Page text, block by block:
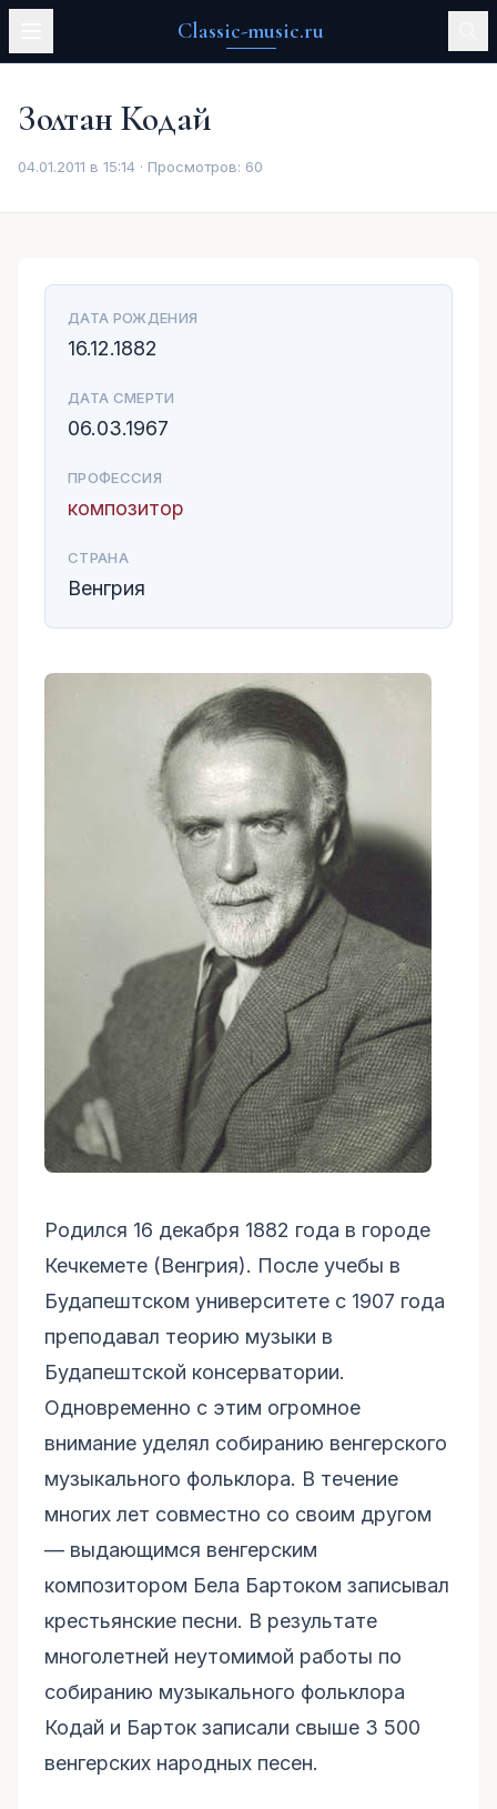
Classic-music.ru
Золтан Кодай
04.01.2011 в 15:14 · Просмотров: 60
ДАТА РОЖДЕНИЯ
16.12.1882
ДАТА СМЕРТИ
06.03.1967
ПРОФЕССИЯ
композитор
СТРАНА
Венгрия
Родился 16 декабря 1882 года в городе
Кечкемете (Венгрия). После учебы в
Будапештском университете с 1907 года
преподавал теорию музыки в
Будапештской консерватории.
Одновременно с этим огромное
внимание уделял собиранию венгерского
музыкального фольклора. В течение
многих лет совместно со своим другом
— выдающимся венгерским
композитором Бела Бартоком записывал
крестьянские песни. В результате
многолетней неутомимой работы по
собиранию музыкального фольклора
Кодай и Барток записали свыше 3 500
венгерских народных песен.